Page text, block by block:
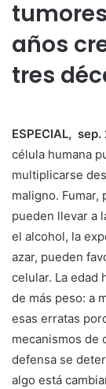
años
tres
ESPECIAL, sep.
célula humana
multiplicarse
maligno.
pueden llevar a
el alcohol, la
azar, pueden
celular. La edad
de más peso: a
esas erratas
mecanismos de
defensa se
algo está